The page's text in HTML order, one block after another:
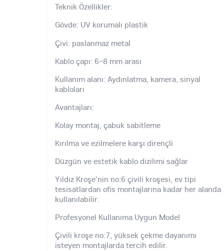
Teknik Özellikler:
Gövde: UV korumalı plastik
Çivi: paslanmaz metal
Kablo çapı: 6–8 mm arası
Kullanım alanı: Aydınlatma, kamera, sinyal
kabloları
Avantajları:
Kolay montaj, çabuk sabitleme
Kırılma ve ezilmelere karşı dirençli
Düzgün ve estetik kablo dizilimi sağlar
Yıldız Kroşe'nin no:6 çivili kroşesi, ev tipi
tesisatlardan ofis montajlarına kadar her alanda
kullanılabilir.
Profesyonel Kullanıma Uygun Model
Çivili kroşe no:7, yüksek çekme dayanımı
isteyen montajlarda tercih edilir.